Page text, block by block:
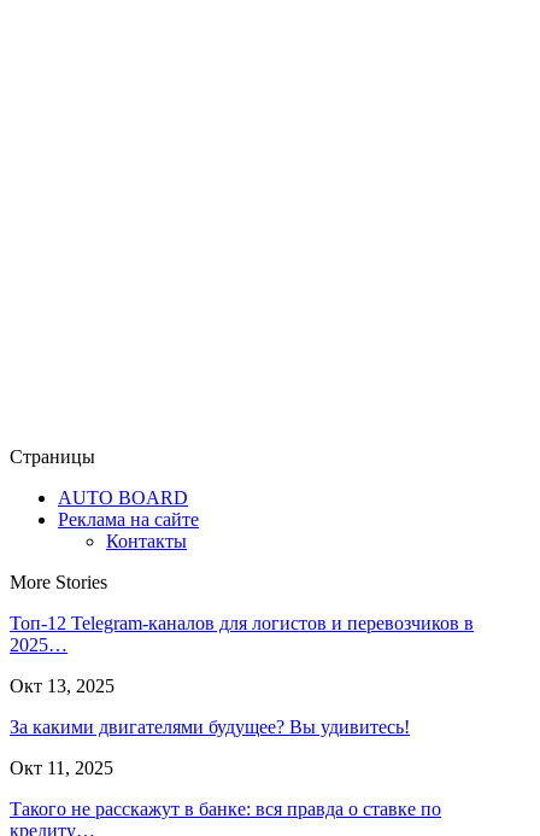
Страницы
AUTO BOARD
Реклама на сайте
Контакты
More Stories
Топ-12 Telegram-каналов для логистов и перевозчиков в
2025…
Окт 13, 2025
За какими двигателями будущее? Вы удивитесь!
Окт 11, 2025
Такого не расскажут в банке: вся правда о ставке по
кредиту…